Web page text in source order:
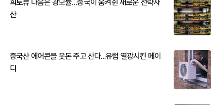
희토류 다음은 광모듈…중국이 움켜쥔 새로운 전략자
산
중국산 에어콘을 웃돈 주고 산다...유럽 열광시킨 메이
디